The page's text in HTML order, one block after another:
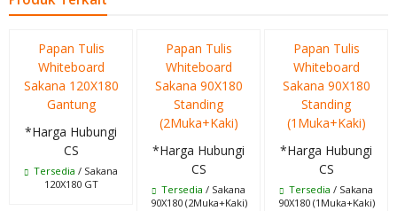
Papan Tulis
Whiteboard
Sakana 120X180
Gantung
*Harga Hubungi
CS
Tersedia / Sakana
120X180 GT
Papan Tulis
Whiteboard
Sakana 90X180
Standing
(2Muka+Kaki)
*Harga Hubungi
CS
Tersedia / Sakana
90X180 (2Muka+Kaki)
Papan Tulis
Whiteboard
Sakana 90X180
Standing
(1Muka+Kaki)
*Harga Hubungi
CS
Tersedia / Sakana
90X180 (1Muka+Kaki)